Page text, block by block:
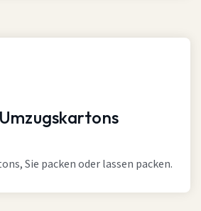
Sie packen oder lassen packen.